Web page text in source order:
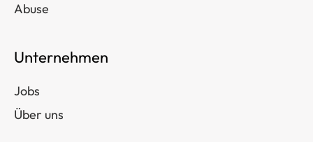
Abuse
Unternehmen
Jobs
Über uns